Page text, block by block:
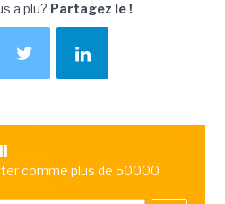
a plu? Partagez le !
comme plus de 50000